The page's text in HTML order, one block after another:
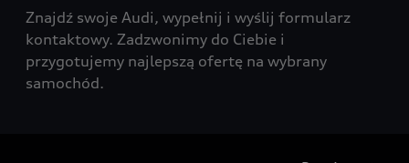
Znajdź swoje Audi, wypełnij i wyślij formularz
kontaktowy. Zadzwonimy do Ciebie i
przygotujemy najlepszą ofertę na wybrany
samochód.